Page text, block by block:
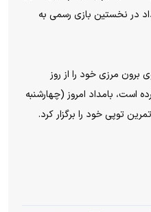
می شویم که روز ۲۰ خرداد در نخستین بازی رسمی به
برون مرزی خود را از روز
است، بامداد امروز (چهارشنبه